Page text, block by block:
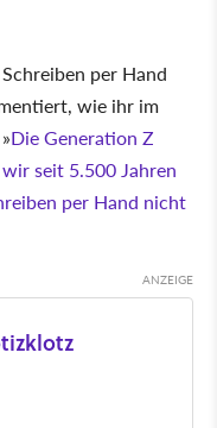
per Hand
wie ihr im
Die Generation Z
seit 5.500 Jahren
per Hand nicht